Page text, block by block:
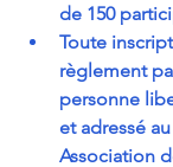
de 150
Toute
règlement
personne
et adressé
Association